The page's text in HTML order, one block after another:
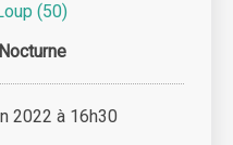
(50)
2022 à 16h30